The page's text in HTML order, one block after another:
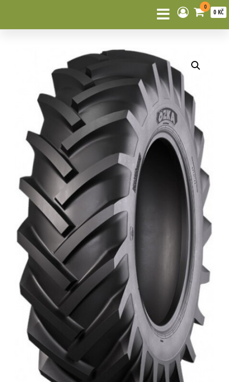
0
0 KČ